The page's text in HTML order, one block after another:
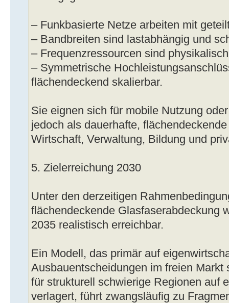
– Funkbasierte Netze arbeiten mit
– Bandbreiten sind lastabhängig und
– Frequenzressourcen sind
– Symmetrische
flächendeckend skalierbar.
Sie eignen sich für mobile Nutzung
jedoch als dauerhafte,
Wirtschaft, Verwaltung, Bildung und
5. Zielerreichung 2030
Unter den derzeitigen
flächendeckende Glasfaserabdeckung
2035 realistisch erreichbar.
Ein Modell, das primär auf
Ausbauentscheidungen im freien Markt
für strukturell schwierige Regionen auf
verlagert, führt zwangsläufig zu